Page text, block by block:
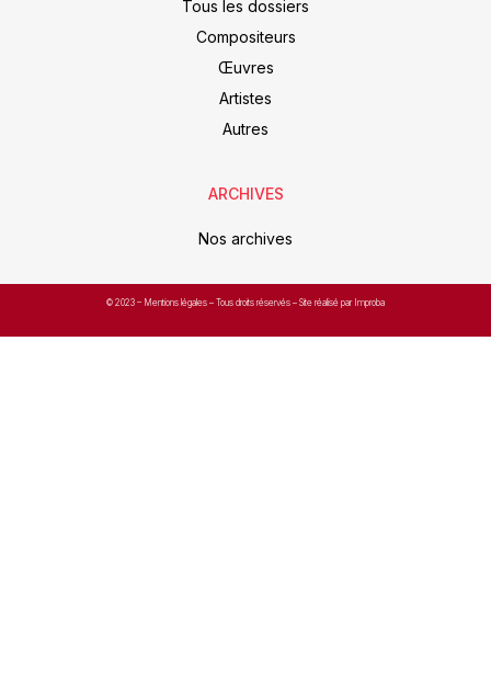
Tous les dossiers
Compositeurs
Œuvres
Artistes
Autres
ARCHIVES
Nos archives
© 2023 – Mentions légales – Tous droits réservés – Site réalisé par Improba